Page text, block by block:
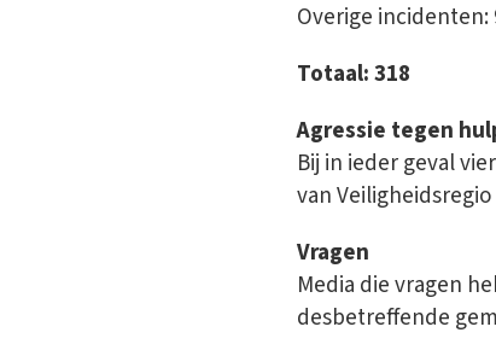
Overige incidenten:
Totaal: 318
Agressie tegen
Bij in ieder geval
van
Vragen
Media die vragen
desbetreffende